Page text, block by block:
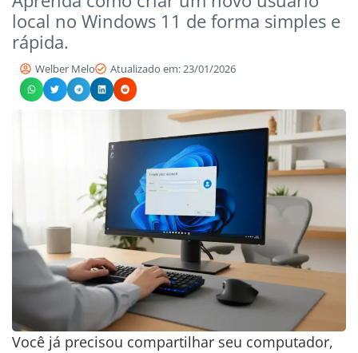
local no Windows 11 de forma simples e
rápida.
Welber Melo Atualizado em: 23/01/2026
Você já precisou compartilhar seu computador,